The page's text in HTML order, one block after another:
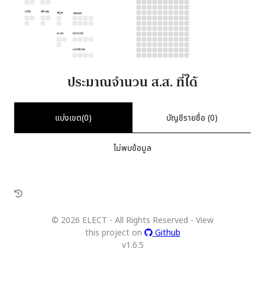
พัทลุง สงขลา
ปัตตานี
ยะลา
สตูล
ตรัง
นราธิวาส
ประมาณจำนวน ส.ส. ที่ได้
แบ่งเขต(0) บัญชีรายชื่อ (0)
ไม่พบข้อมูล
© 2026 ELECT - All Rights Reserved - View
this project on
Github
v1.6.5